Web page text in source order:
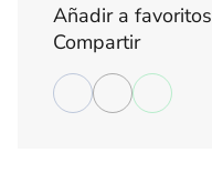
Añadir a favoritos
Compartir